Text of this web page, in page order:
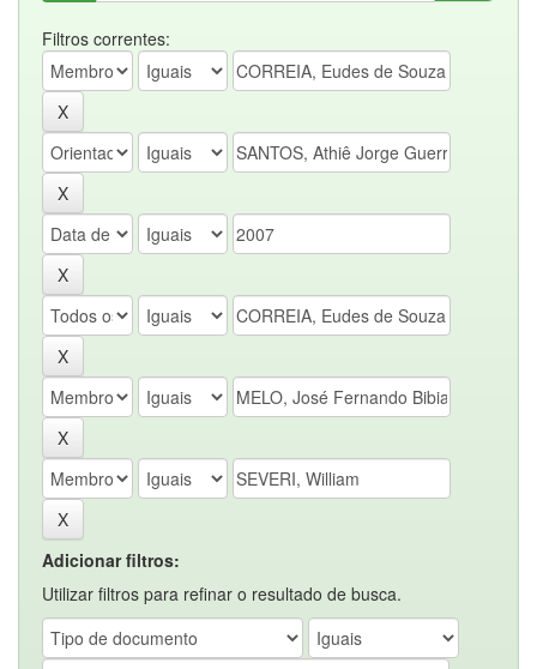
Filtros correntes:
Adicionar filtros:
Utilizar filtros para refinar o resultado de busca.